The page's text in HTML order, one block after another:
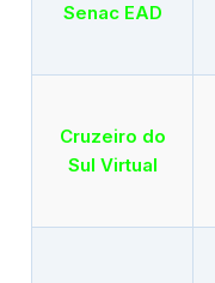
Senac EAD
Cruzeiro do
Sul Virtual